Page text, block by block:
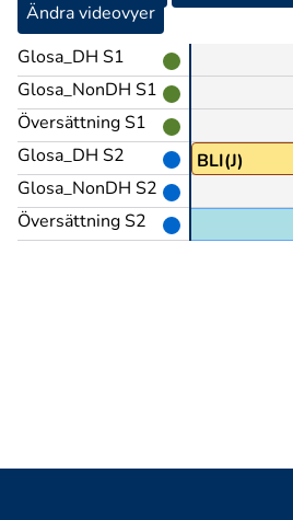
Ändra videovyer
Glosa_DH S1
Glosa_NonDH S1
Översättning S1
Glosa_DH S2
Glosa_NonDH S2
Översättning S2
BLI(J)
väl?